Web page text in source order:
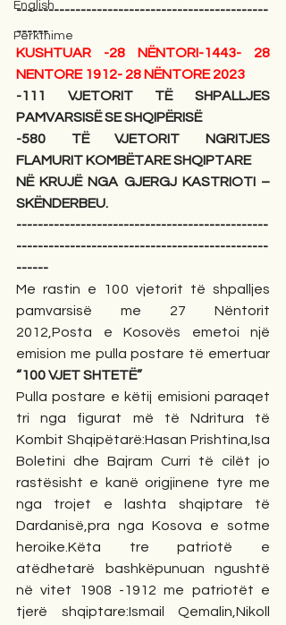
English
Përkthime
-----------------------------------------------
------
KUSHTUAR -28 NËNTORI-1443- 28
NENTORE 1912- 28 NËNTORE 2023
-111 VJETORIT TË SHPALLJES
PAMVARSISË SE SHQIPËRISË
-580 TË VJETORIT NGRITJES
FLAMURIT KOMBËTARE SHQIPTARE
NË KRUJË NGA GJERGJ KASTRIOTI –
SKËNDERBEU.
-----------------------------------------------
-----------------------------------------------
------
Me rastin e 100 vjetorit të shpalljes
pamvarsisë me 27 Nëntorit
2012,Posta e Kosovës emetoi një
“100 VJET SHTETË”
Pulla postare e këtij emisioni paraqet
tri nga figurat më të Ndritura të
Kombit Shqipëtarë:Hasan Prishtina,Isa
Boletini dhe Bajram Curri të cilët jo
rastësisht e kanë origjinene tyre me
nga trojet e lashta shqiptare të
Dardanisë,pra nga Kosova e sotme
heroike.Këta tre patriotë e
atëdhetarë bashkëpunuan ngushtë
në vitet 1908 -1912 me patriotët e
tjerë shqiptare:Ismail Qemalin,Nikoll